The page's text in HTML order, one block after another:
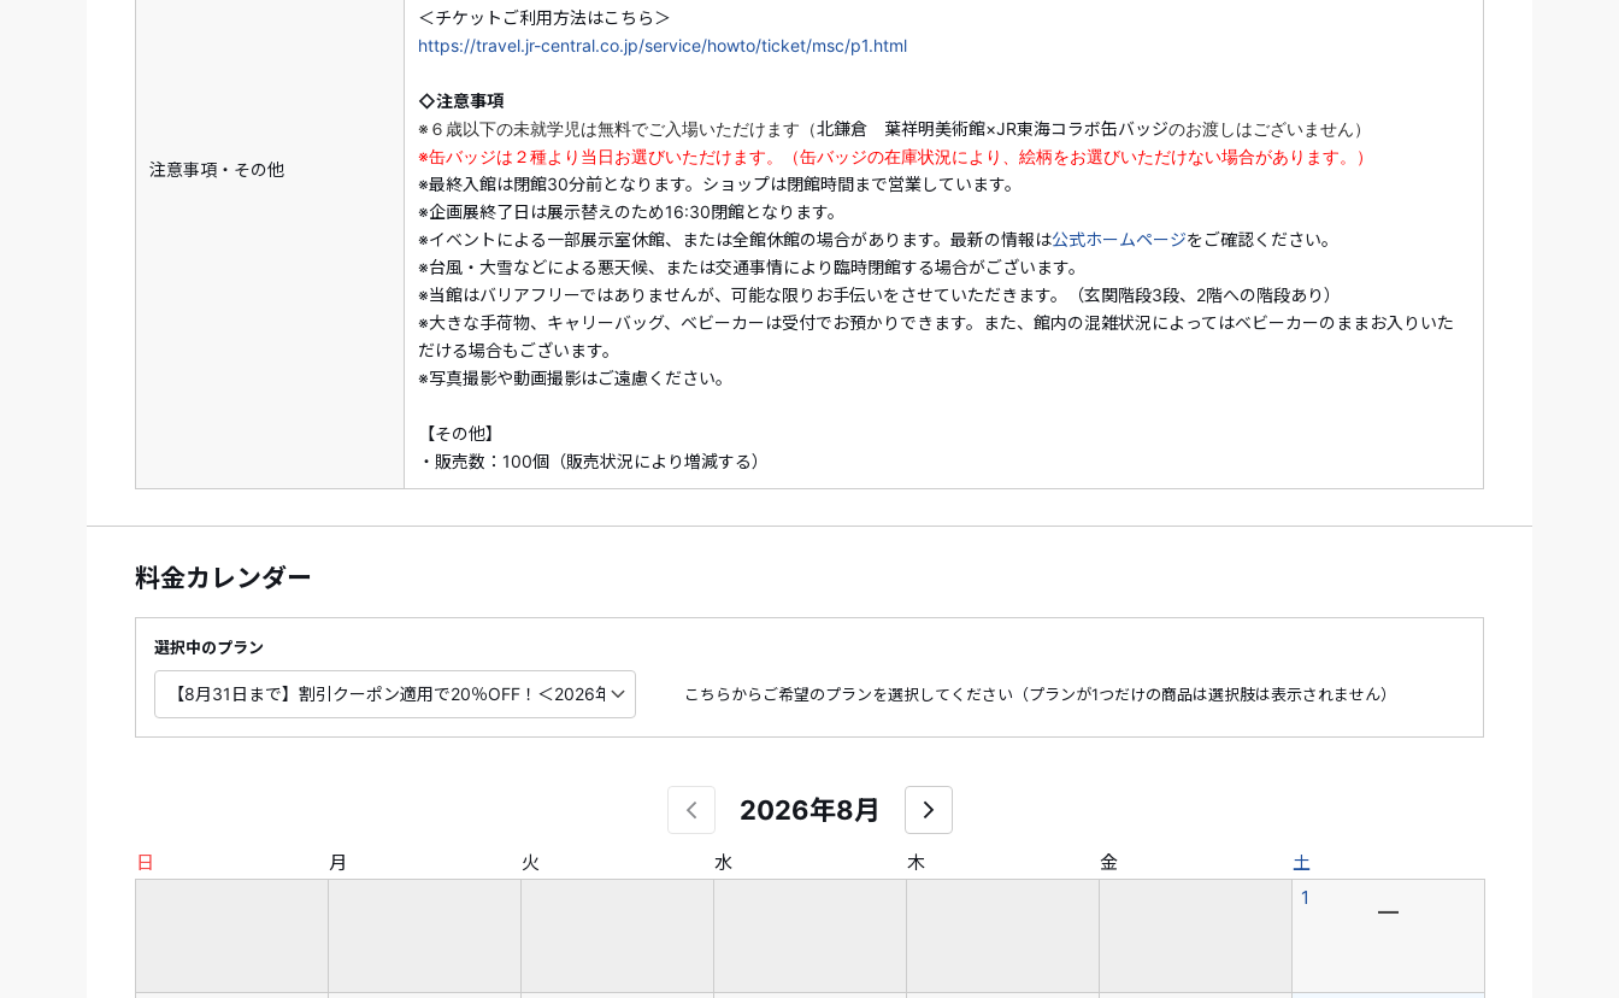
●北鎌倉 葉祥明美術館 入館券
●北鎌倉 葉祥明美術館×JR東海コラボ缶バッジ
お渡しはございません）
※缶バッジは２種より当日お選びいただけます。（缶バッジの在庫状況により、絵柄をお選びいただけ
ない場合があります。）
【営業時間】
10:00～17:00（最終入館16:30）
※最終入館は閉館30分前となります。ショップは閉館時間まで営業しています。
※企画展終了日は展示替えのため16:30閉館となります。
※イベントによる一部展示室休館、または全館休館の場合があります。最新の情報は
※台風・大雪などによる悪天候、または交通事情により臨時閉館する場合がございます。
注意事項・その他
＜チケットご利用方法はこちら＞
https://travel.jr-central.co.jp/service/howto/ticket/msc/p1.html
◇注意事項
※６歳以下の未就学児は無料でご入場いただけます（北鎌倉 葉祥明美術館×JR東海コラボ缶バッジのお渡しはございません）
※缶バッジは２種より当日お選びいただけます。（缶バッジの在庫状況により、絵柄をお選びいただけない場合があります。）
※最終入館は閉館30分前となります。ショップは閉館時間まで営業しています。
※企画展終了日は展示替えのため16:30閉館となります。
※イベントによる一部展示室休館、または全館休館の場合があります。最新の情報は公式ホームページをご確認ください。
※台風・大雪などによる悪天候、または交通事情により臨時閉館する場合がございます。
※当館はバリアフリーではありませんが、可能な限りお手伝いをさせていただきます。（玄関階段3段、2階への階段あり）
※大きな手荷物、キャリーバッグ、ベビーカーは受付でお預かりできます。また、館内の混雑状況によってはベビーカーのままお入りいた
だける場合もございます。
※写真撮影や動画撮影はご遠慮ください。
【その他】
・販売数：100個（販売状況により増減する）
料金カレンダー
選択中のプラン
こちらからご希望のプランを選択してください（プランが1つだけの商品は選択肢は表示されません）
2026年8月
日 月 火 水 木 金
土
1
―